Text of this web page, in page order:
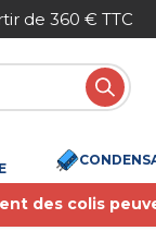
de 360 € TTC
des colis